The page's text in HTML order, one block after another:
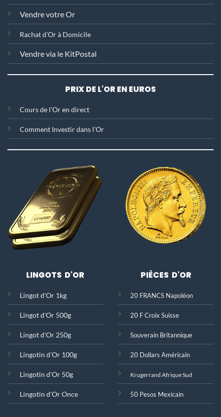
Vendre votre Or
Rachat d'Orà Domicile
Vendre via le KitPostal
PRIX DE L'OR EN EUROS
Cours de l'Or en direct
Comment Investir dans l'Or
LINGOTS D'OR
Lingot d'Or 1kg
Lingot d'Or 500g
Lingot d'Or 250g
Lingotin d'Or 100g
Lingotin d'Or 50g
Lingotin d'Or Once
PIÈCES D'OR
20 FRANCS Napoléon
20 F Croix Suisse
Souverain Britannique
20 Dollars Américain
Krugerrand Afrique Sud
50 Pesos Mexicain